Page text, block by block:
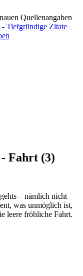
Quellenangaben
Fahrt (3)
– nämlich nicht
was unmöglich ist,
leere fröhliche Fahrt.